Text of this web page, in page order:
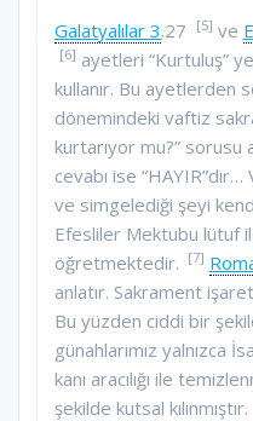
Galatyalılar 3.27 [5] ve
[6] ayetleri “Kurtuluş”
kullanır. Bu ayetlerden
dönemindeki vaftiz
kurtarıyor mu?” sorusu
cevabı ise
ve simgelediği şeyi
Efesliler Mektubu lütuf
öğretmektedir. [7]
anlatır. Sakrament
Bu yüzden ciddi bir
günahlarımız yalnızca
kanı aracılığı ile
şekilde kutsal kılınmıştır.